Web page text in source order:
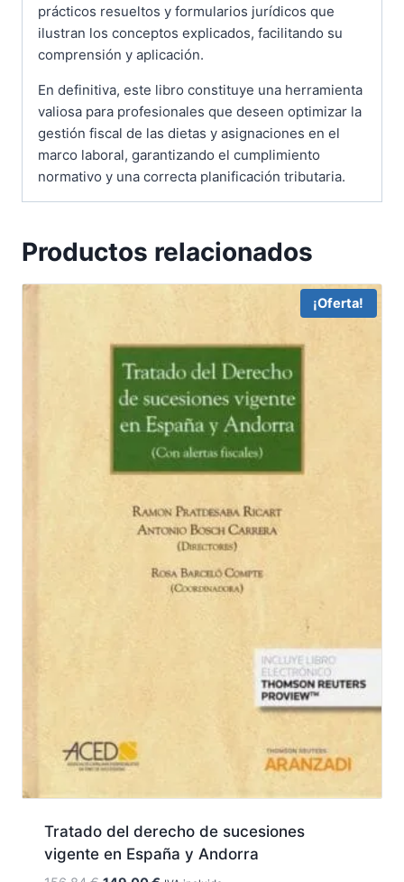
prácticos resueltos y formularios jurídicos que
ilustran los conceptos explicados, facilitando su
comprensión y aplicación.
En definitiva, este libro constituye una herramienta
valiosa para profesionales que deseen optimizar la
gestión fiscal de las dietas y asignaciones en el
marco laboral, garantizando el cumplimiento
normativo y una correcta planificación tributaria.
Productos relacionados
¡Oferta!
Tratado del derecho de sucesiones
vigente en España y Andorra